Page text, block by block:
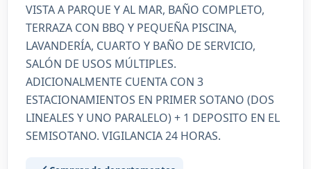
VISTA A PARQUE Y AL MAR, BAÑO COMPLETO,
TERRAZA CON BBQ Y PEQUEÑA PISCINA,
LAVANDERÍA, CUARTO Y BAÑO DE SERVICIO,
SALÓN DE USOS MÚLTIPLES.
ADICIONALMENTE CUENTA CON 3
ESTACIONAMIENTOS EN PRIMER SOTANO (DOS
LINEALES Y UNO PARALELO) + 1 DEPOSITO EN EL
SEMISOTANO. VIGILANCIA 24 HORAS.